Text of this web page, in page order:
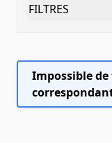
FILTRES
Impossible